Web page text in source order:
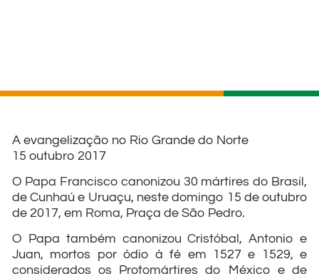
A evangelização no Rio Grande do Norte
15 outubro 2017
O Papa Francisco canonizou 30 mártires do Brasil,
de Cunhaú e Uruaçu, neste domingo 15 de outubro
de 2017, em Roma, Praça de São Pedro.
O Papa também canonizou Cristóbal, Antonio e
Juan, mortos por ódio à fé em 1527 e 1529, e
considerados os Protomártires do México e de